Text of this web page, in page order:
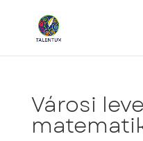
Városi